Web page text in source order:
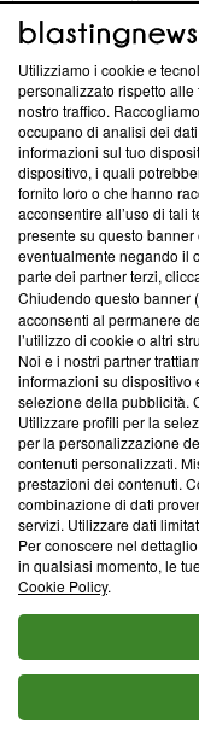
ABOUT
Questa sezione offre
News, sui nostri
creare news di
‘Trust Project - News
ancora membro del
parte; Trust Project
conformità agli
Su di noi
Team editoriale
Corporate
Redazione
Informativa Privacy
Cookie Policy
Blasting SA, IDI
Lugano (Svizzera)
© 2026 Blasting News
Utilizziamo i cookie e
personalizzato rispetto
nostro traffico.
occupano di analisi dei
informazioni sul tuo
dispositivo, i quali
fornito loro o che hanno
acconsentire all’uso di tali
presente su questo
eventualmente negando il
parte dei partner terzi,
Chiudendo questo banner
acconsenti al permanere
l’utilizzo di cookie o altri
Noi e i nostri partner
informazioni su dispositivo
selezione della pubblicità.
Utilizzare profili per la
per la personalizzazione
contenuti personalizzati.
prestazioni dei contenuti.
combinazione di dati
servizi. Utilizzare dati
Per conoscere nel
in qualsiasi momento, le
Cookie Policy.